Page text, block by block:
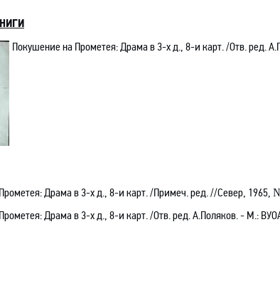
Покушение на Прометея: Драма в 3-х д., 8-и карт. /Отв. ред.
Драма в 3-х д., 8-и карт. /Примеч. ред. //Север, 1965,
Драма в 3-х д., 8-и карт. /Отв. ред. А.Поляков. - М.: